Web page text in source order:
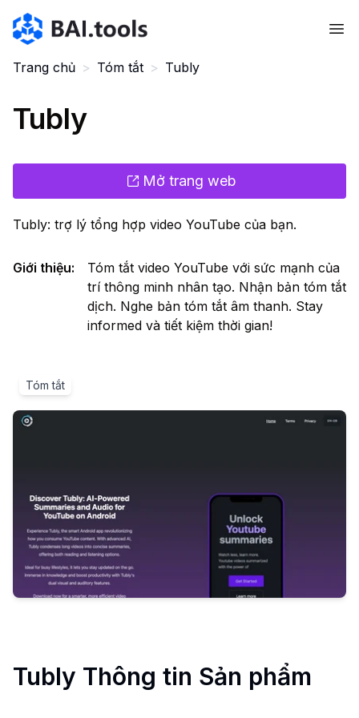
Bai.tools
Trang chủ > Tóm tắt > Tubly
Tubly
Mở trang web
Tubly: trợ lý tổng hợp video YouTube của bạn.
Giới thiệu:
Tóm tắt video YouTube với sức mạnh của
trí thông minh nhân tạo. Nhận bản tóm tắt
dịch. Nghe bản tóm tắt âm thanh. Stay
informed và tiết kiệm thời gian!
Tóm tắt
Tubly Thông tin Sản phẩm